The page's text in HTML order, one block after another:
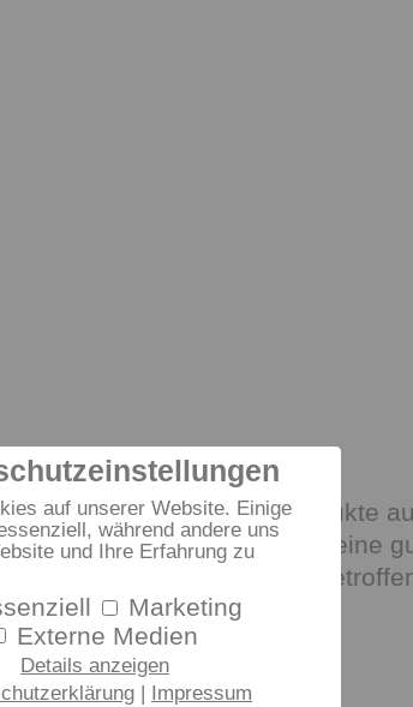
auf unserer Website. Einige
während andere uns
und Ihre Erfahrung zu
Marketing
Externe Medien
Details anzeigen
Impressum
verpflichtet
allen Menschen, die Produkte
Garantie geben, dass sie eine
und ihres Wohlbefindens